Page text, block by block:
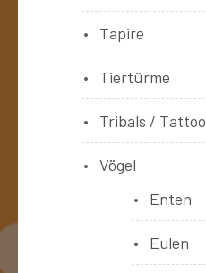
Tapire
Tiertürme
Tribals / Tattoo
Vögel
Enten
Eulen